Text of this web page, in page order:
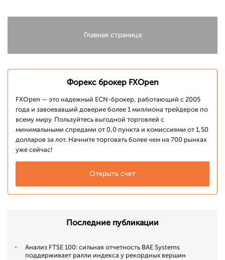
Главная страница
Форекс брокер FXOpen
FXOpen — это надежный ECN-брокер, работающий с 2005
года и завоевавший доверие более 1 миллиона трейдеров по
всему миру. Пользуйтесь выгодной торговлей с
минимальными спредами от 0,0 пункта и комиссиями от 1,50
долларов за лот. Начните торговать более чем на 700 рынках
уже сейчас!
Открыть счет
Последние публикации
Анализ FTSE 100: сильная отчетность BAE Systems
поддерживает ралли индекса у рекордных вершин